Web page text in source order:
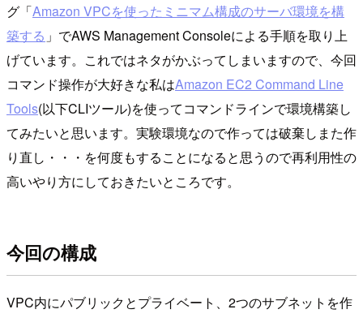
グ「Amazon VPCを使ったミニマム構成のサーバ環境を構
築する 」でAWS Management Consoleによる手順を取り上
げています。これではネタがかぶってしまいますので、今回
コマンド操作が大好きな私はAmazon EC2 Command Line
Tools(以下CLIツール)を使ってコマンドラインで環境構築し
てみたいと思います。実験環境なので作っては破棄しまた作
り直し・・・を何度もすることになると思うので再利用性の
高いやり方にしておきたいところです。
今回の構成
VPC内にパブリックとプライベート、2つのサブネットを作